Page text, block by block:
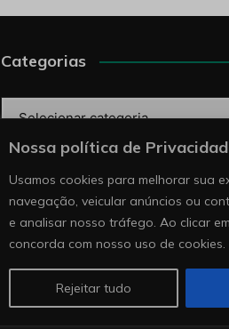
Nossa política de
Usamos cookies para melhorar sua
navegação, veicular anúncios ou
e analisar nosso tráfego. Ao clicar
concorda com nosso uso de cookies.
Rejeitar tudo
Categorias
Pesquise